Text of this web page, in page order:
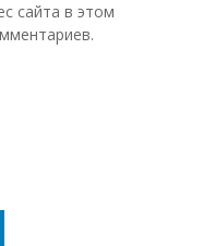
сайта в этом